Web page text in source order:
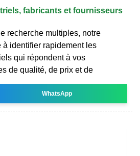
fabricants et fournisseurs
recherche multiples, notre
identifier rapidement les
qui répondent à vos
de qualité, de prix et de
WhatsApp